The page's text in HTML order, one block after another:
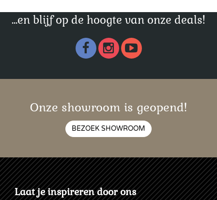
...en blijf op de hoogte van onze deals!
Onze showroom is geopend!
BEZOEK SHOWROOM
Laat je inspireren door ons